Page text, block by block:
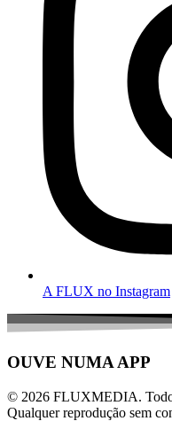
A FLUX no Instagram
OUVE NUMA APP
© 2026 FLUXMEDIA.
Qualquer reprodução sem